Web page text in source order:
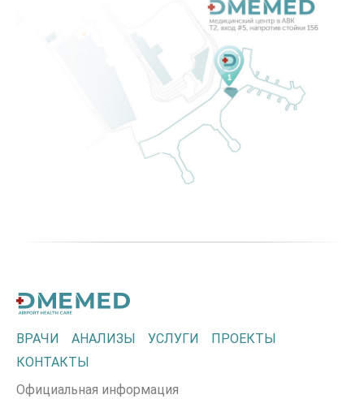
ВРАЧИ АНАЛИЗЫ УСЛУГИ
ПРОЕКТЫ
КОНТАКТЫ
Официальная информация